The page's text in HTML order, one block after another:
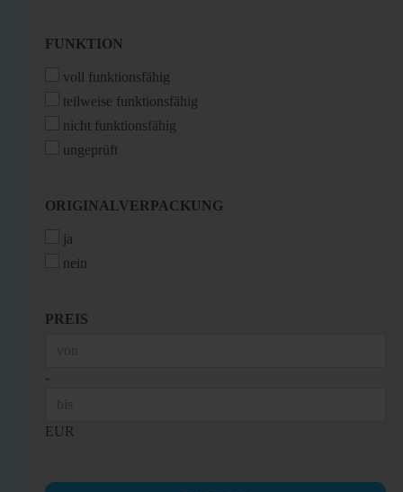
FUNKTION
FUNKTION
voll funktionsfähig
teilweise funktionsfähig
nicht funktionsfähig
ungeprüft
ORIGINALVERPACKUNG
ORIGINALVERPACKUNG
ja
nein
PREIS
PREIS
-
EUR